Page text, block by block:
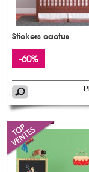
Stickers cactus
-60%